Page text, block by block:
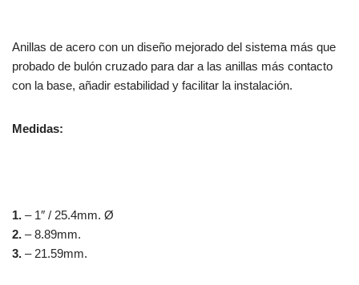
Anillas de acero con un diseño mejorado del sistema más que
probado de bulón cruzado para dar a las anillas más contacto
con la base, añadir estabilidad y facilitar la instalación.
Medidas:
1. – 1″ / 25.4mm. Ø
2. – 8.89mm.
3. – 21.59mm.